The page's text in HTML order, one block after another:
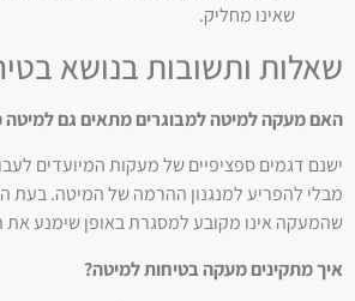
שאינו מחליק.
שאלות ותשובות בנושא
האם מעקה למיטה למבוגרים מתאים גם למיטה
ישנם דגמים ספציפיים של מעקות המיועדים
מבלי להפריע למנגנון ההרמה של המיטה. בעת
שהמעקה אינו מקובע למסגרת באופן שימנע את
איך מתקינים מעקה בטיחות למיטה?